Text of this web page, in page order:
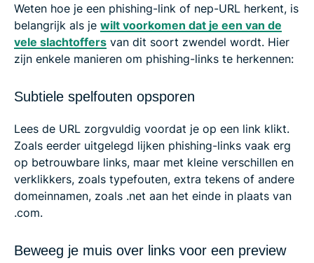
Weten hoe je een phishing-link of nep-URL herkent, is
belangrijk als je wilt voorkomen dat je een van de
vele slachtoffers van dit soort zwendel wordt. Hier
zijn enkele manieren om phishing-links te herkennen:
Subtiele spelfouten opsporen
Lees de URL zorgvuldig voordat je op een link klikt.
Zoals eerder uitgelegd lijken phishing-links vaak erg
op betrouwbare links, maar met kleine verschillen en
verklikkers, zoals typefouten, extra tekens of andere
domeinnamen, zoals .net aan het einde in plaats van
.com.
Beweeg je muis over links voor een preview